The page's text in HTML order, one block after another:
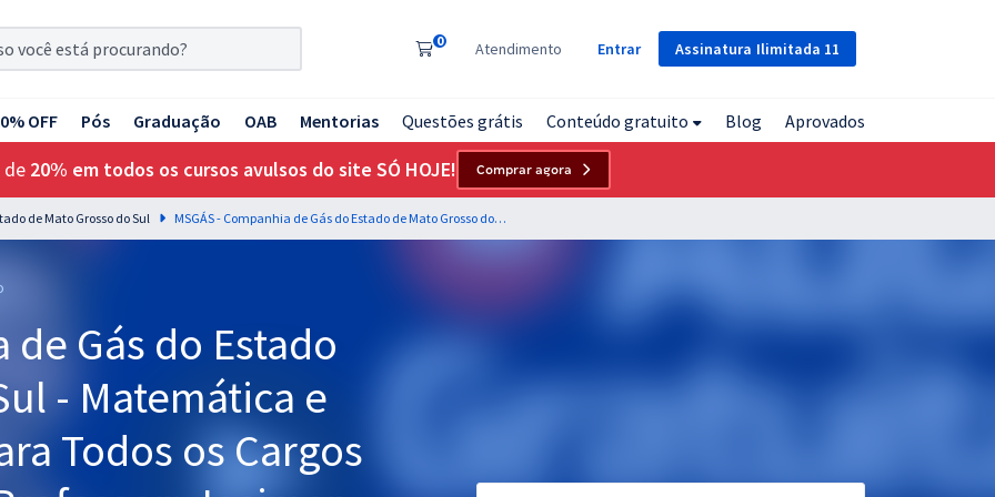
Assinatura Ilimitada 11
0 Atendimento Entrar
OFF Pós Graduação OAB Mentorias Questões grátis Conteúdo gratuito Blog Aprovados
de 20% em todos os cursos avulsos do site SÓ HOJE! Comprar agora
de Mato Grosso do Sul MSGÁS - Companhia de Gás do Estado de Mato Grosso do Sul - Matemática e Noções de Lógica para Todos os Cargos de Nível Superior - Professor: Josimar Padilha
de Gás do Estado
- Matemática e
Todos os Cargos